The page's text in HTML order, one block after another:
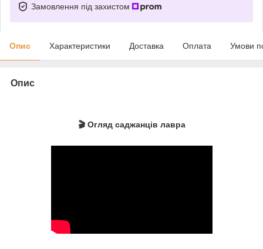
Замовлення під захистом
Опис Характеристики Доставка Оплата Умови
Опис
🎬 Огляд саджанців лавра